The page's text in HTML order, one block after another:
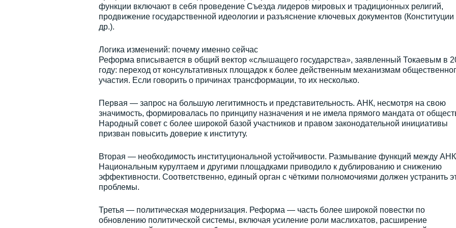
функции включают в себя проведение Съезда лидеров мировых и традиционных религий,
продвижение государственной идеологии и разъяснение ключевых документов (Конституции
др.).
Логика изменений: почему именно сейчас
Реформа вписывается в общий вектор «слышащего государства», заявленный Токаевым в
году: переход от консультативных площадок к более действенным механизмам
участия. Если говорить о причинах трансформации, то их несколько.
Первая — запрос на большую легитимность и представительность. АНК, несмотря на свою
значимость, формировалась по принципу назначения и не имела прямого мандата от
Народный совет с более широкой базой участников и правом законодательной инициативы
призван повысить доверие к институту.
Вторая — необходимость институциональной устойчивости. Размывание функций между
Национальным курултаем и другими площадками приводило к дублированию и снижению
эффективности. Соответственно, единый орган с чёткими полномочиями должен устранить
проблемы.
Третья — политическая модернизация. Реформа — часть более широкой повестки по
обновлению политической системы, включая усиление роли маслихатов, расширение